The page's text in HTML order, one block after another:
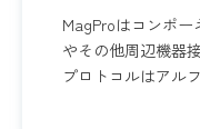
MagProはコンポ
やその他周辺機器
プロトコルはアル